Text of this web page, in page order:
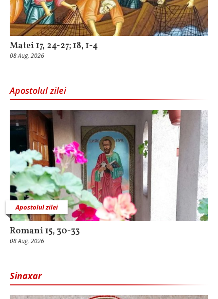
Matei 17, 24-27; 18, 1-4
08 Aug, 2026
Apostolul zilei
Apostolul zilei
Romani 15, 30-33
08 Aug, 2026
Sinaxar